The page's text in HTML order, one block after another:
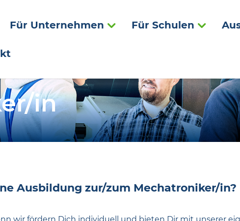
Für Unternehmen Für Schulen
in
Ausbildung zur/zum Mechatroniker/in?
wir fördern Dich individuell und bieten Dir mit unserer